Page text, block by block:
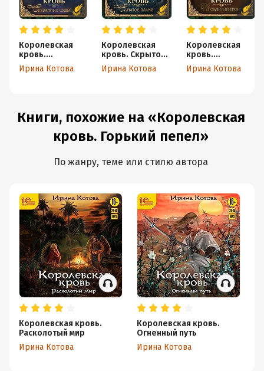
Королевская
кровь.
Связанные
судьбы
Ирина Котова
Королевская
кровь. Скрытое
пламя
Ирина Котова
Королевская
кровь.
Проклятый трон
Ирина Котова
Книги, похожие на «Королевская
кровь. Горький пепел»
По жанру, теме или стилю автора
Королевская кровь.
Расколотый мир
Ирина Котова
Королевская кровь.
Огненный путь
Ирина Котова